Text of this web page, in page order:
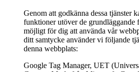
Genom att godkänna dessa tjänster
funktioner utöver de grundläggande
möjligt för dig att använda vår
ditt samtycke använder vi följande
denna webbplats:
Google Tag Manager, UET